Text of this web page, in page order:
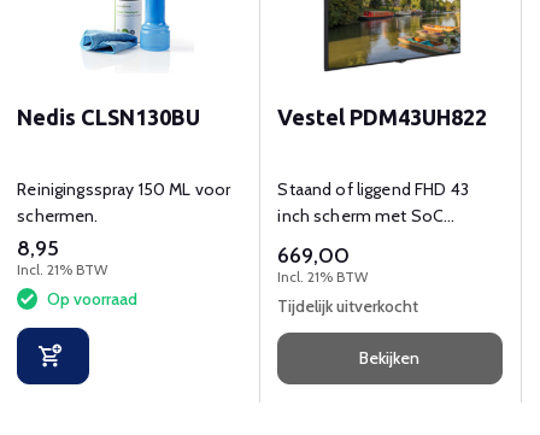
Nedis CLSN130BU
Reinigingsspray 150 ML voor
schermen.
8,95
Incl. 21% BTW
Op voorraad
Vestel PDM43UH822
Staand of liggend FHD 43
inch scherm met SoC
content management en 3
jaar garantie.
669,00
Incl. 21% BTW
Tijdelijk uitverkocht
Bekijken